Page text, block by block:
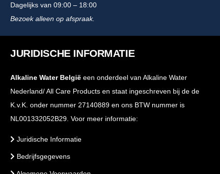
Dagelijks van 09:00 – 18:00
Bezoek alleen op afspraak.
JURIDISCHE INFORMATIE
Alkaline Water België een onderdeel van Alkaline Water
Nederland/ All Care Products en staat ingeschreven bij de de
K.v.K. onder nummer 27140889 en ons BTW nummer is
NL001332052B29. Voor meer informatie:
Juridische Informatie
Bedrijfsgegevens